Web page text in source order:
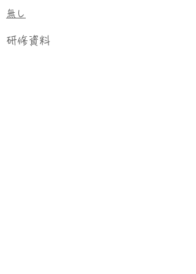
無し
研修資料